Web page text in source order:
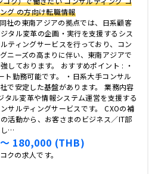
グ の方向け転職情報
社の東南アジアの拠点では、日系顧客
タル変革の企画・実行を支援するシス
ティングサービスを行っており、コン
ニーズの高まりに伴い、東南アジアで
しております。 おすすめポイント : ・
ト勤務可能です。 ・日系大手コンサル
で安定した基盤があります。 業務内容
タル変革や情報システム運営を支援する
サルティングサービスです。 CXOの補
活動から、お客さまのビジネス／IT部
し…
180,000 (THB)
クの求人です。